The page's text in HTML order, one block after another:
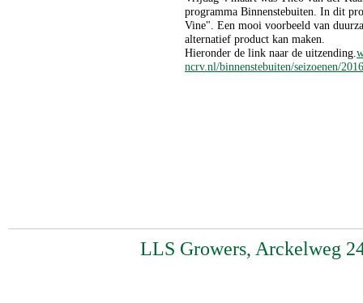
programma Binnenstebuiten. In dit
Vine". Een mooi voorbeeld van
alternatief product kan maken.
Hieronder de link naar de uitzending.
ncrv.nl/binnenstebuiten/seizoenen/
LLS Growers, Arckelweg